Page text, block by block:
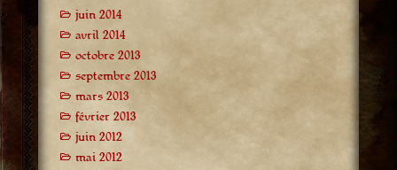
juin 2014
avril 2014
octobre 2013
septembre 2013
mars 2013
février 2013
juin 2012
mai 2012